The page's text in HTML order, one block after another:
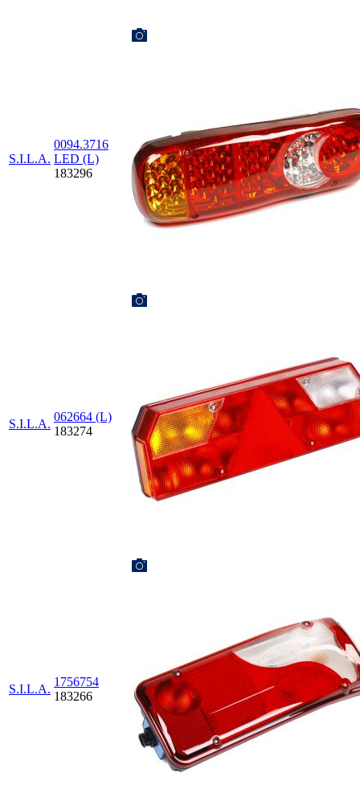
S.I.L.A.
0094.3716
LED (L)
183296
S.I.L.A.
062664 (L)
183274
S.I.L.A.
1756754
183266